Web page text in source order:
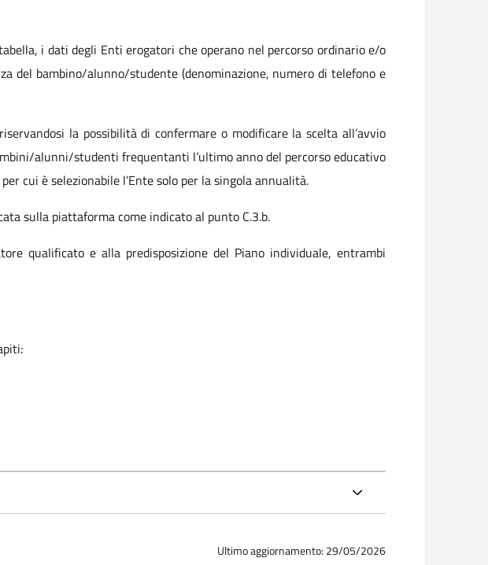
i dati degli Enti erogatori che operano nel percorso ordinario e/o
del bambino/alunno/studente (denominazione, numero di telefono e
la possibilità di confermare o modificare la scelta all’avvio
alunni/studenti frequentanti l’ultimo anno del percorso educativo
cui è selezionabile l’Ente solo per la singola annualità.
sulla piattaforma come indicato al punto C.3.b.
qualificato e alla predisposizione del Piano individuale, entrambi
Ultimo aggiornamento: 29/05/2026